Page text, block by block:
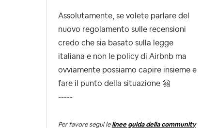
Assolutamente, se volete parlare del
nuovo regolamento sulle recensioni
credo che sia basato sulla legge
italiana e non le policy di Airbnb ma
ovviamente possiamo capire insieme e
fare il punto della situazione 🤗
-----
Per favore segui le linee guida della community